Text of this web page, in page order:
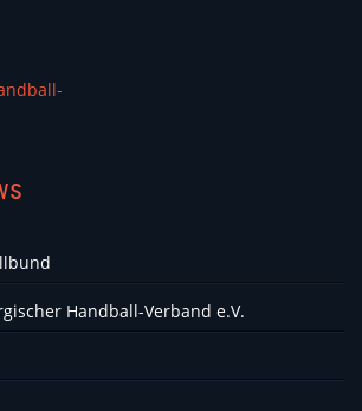
Handball-Verband e.V.